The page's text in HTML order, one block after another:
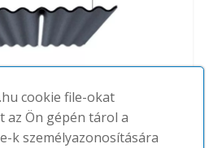
cookie file-okat
az Ön gépén tárol a
k személyazonosítására